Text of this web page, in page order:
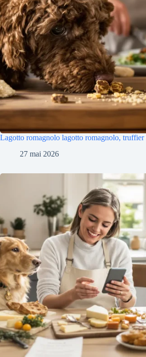
Lagotto romagnolo lagotto romagnolo,
27 mai 2026